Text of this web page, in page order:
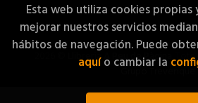
Llibreria A Peu de Pàgina . Tots
Esta web utiliza cookies propias
mejorar nuestros servicios
hábitos de navegación. Puede
aquío cambiar la